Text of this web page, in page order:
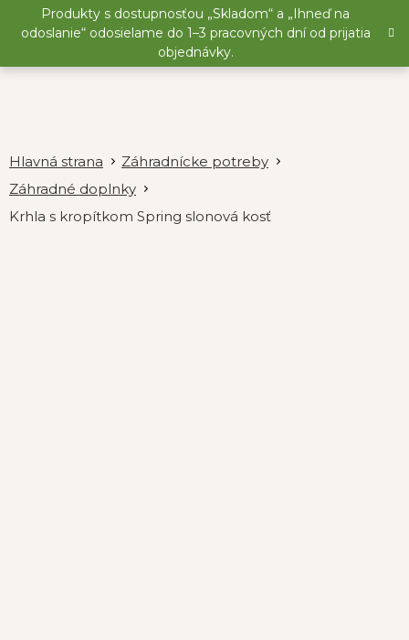
Produkty s dostupnosťou „Skladom“ a „Ihneď na
odoslanie“ odosielame do 1–3 pracovných dní od prijatia
objednávky.
Záhradnícke potreby
Záhradné doplnky
Krhla s kropítkom Spring slonová kosť